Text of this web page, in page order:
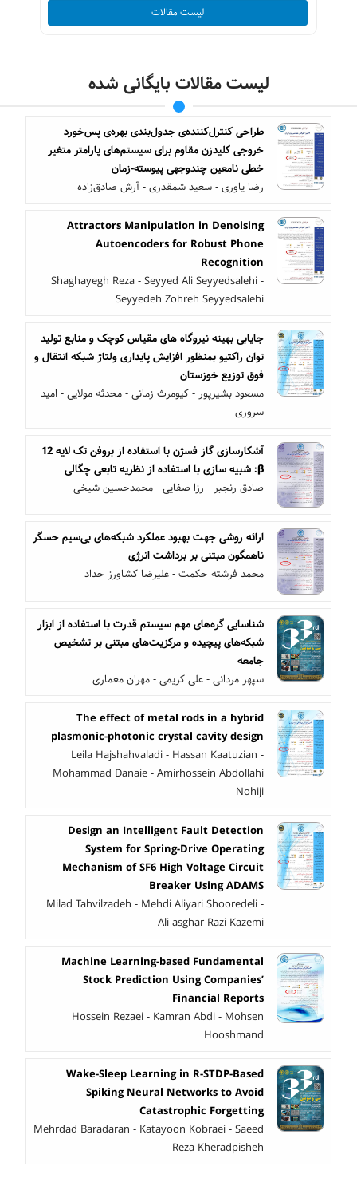
لیست مقالات
لیست مقالات بایگانی شده
طراحی کنترل‌کننده‌ی جدول‌بندی بهره‌ی پس‌خورد
خروجی کلیدزن مقاوم برای سیستم‌های پارامتر متغیر
خطی نامعین چندوجهی پیوسته-زمان
رضا یاوری - سعید شمقدری - آرش صادق‌زاده
Attractors Manipulation in Denoising
Autoencoders for Robust Phone
Recognition
Shaghayegh Reza - Seyyed Ali Seyyedsalehi -
Seyyedeh Zohreh Seyyedsalehi
جایابی بهینه نیروگاه های مقیاس کوچک و منابع تولید
توان راکتیو بمنظور افزایش پایداری ولتاژ شبکه انتقال و
فوق توزیع خوزستان
مسعود بشیرپور - کیومرث زمانی - محدثه مولایی - امید
سروری
آشکارسازی گاز فسژن با استفاده از بروفن تک لایه 12
β: شبیه سازی با استفاده از نظریه تابعی چگالی
صادق رنجبر - رزا صفایی - محمدحسین شیخی
ارائه روشی جهت بهبود عملکرد شبکه‌های بی‌سیم حسگر
ناهمگون مبتنی بر برداشت انرژی
محمد فرشته حکمت - علیرضا کشاورز حداد
شناسایی گره‌های مهم سیستم قدرت با استفاده از ابزار
شبکه‌های پیچیده و مرکزیت‌های مبتنی بر تشخیص
جامعه
سپهر مردانی - علی کریمی - مهران معماری
The effect of metal rods in a hybrid
plasmonic-photonic crystal cavity design
Leila Hajshahvaladi - Hassan Kaatuzian -
Mohammad Danaie - Amirhossein Abdollahi
Nohiji
Design an Intelligent Fault Detection
System for Spring-Drive Operating
Mechanism of SF6 High Voltage Circuit
Breaker Using ADAMS
Milad Tahvilzadeh - Mehdi Aliyari Shooredeli -
Ali asghar Razi Kazemi
Machine Learning-based Fundamental
Stock Prediction Using Companies’
Financial Reports
Hossein Rezaei - Kamran Abdi - Mohsen
Hooshmand
Wake-Sleep Learning in R-STDP-Based
Spiking Neural Networks to Avoid
Catastrophic Forgetting
Mehrdad Baradaran - Katayoon Kobraei - Saeed
Reza Kheradpisheh